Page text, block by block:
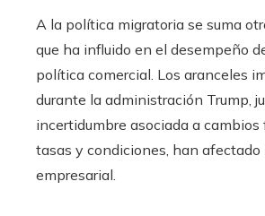
A la política migratoria se suma
que ha influido en el desempeño
política comercial. Los aranceles
durante la administración Trump,
incertidumbre asociada a cambios
tasas y condiciones, han
empresarial.